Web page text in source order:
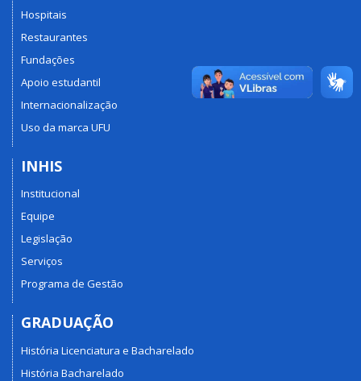
Hospitais
Restaurantes
Fundações
Apoio estudantil
Internacionalização
Uso da marca UFU
INHIS
Institucional
Equipe
Legislação
Serviços
Programa de Gestão
GRADUAÇÃO
História Licenciatura e Bacharelado
História Bacharelado